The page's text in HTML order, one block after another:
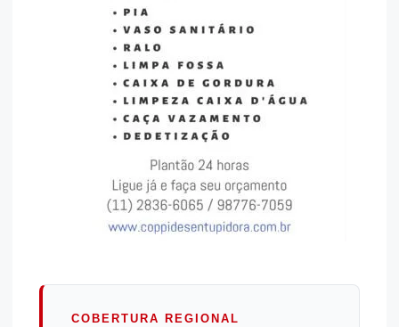
COBERTURA REGIONAL